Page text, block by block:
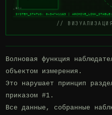
604
SYSTEM_STATUS: 0x347A1163 |
//
Волновая функция
объектом измерения.
Это нарушает принцип
приказом #1.
Все данные, собранные